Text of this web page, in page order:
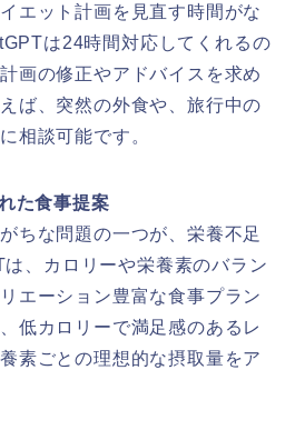
エット計画を見直す時間がな
は24時間対応してくれるの
画の修正やアドバイスを求め
ば、突然の外食や、旅行中の
相談可能です。
た食事提案
ちな問題の一つが、栄養不足
、カロリーや栄養素のバラン
エーション豊富な食事プラン
低カロリーで満足感のあるレ
素ごとの理想的な摂取量をア